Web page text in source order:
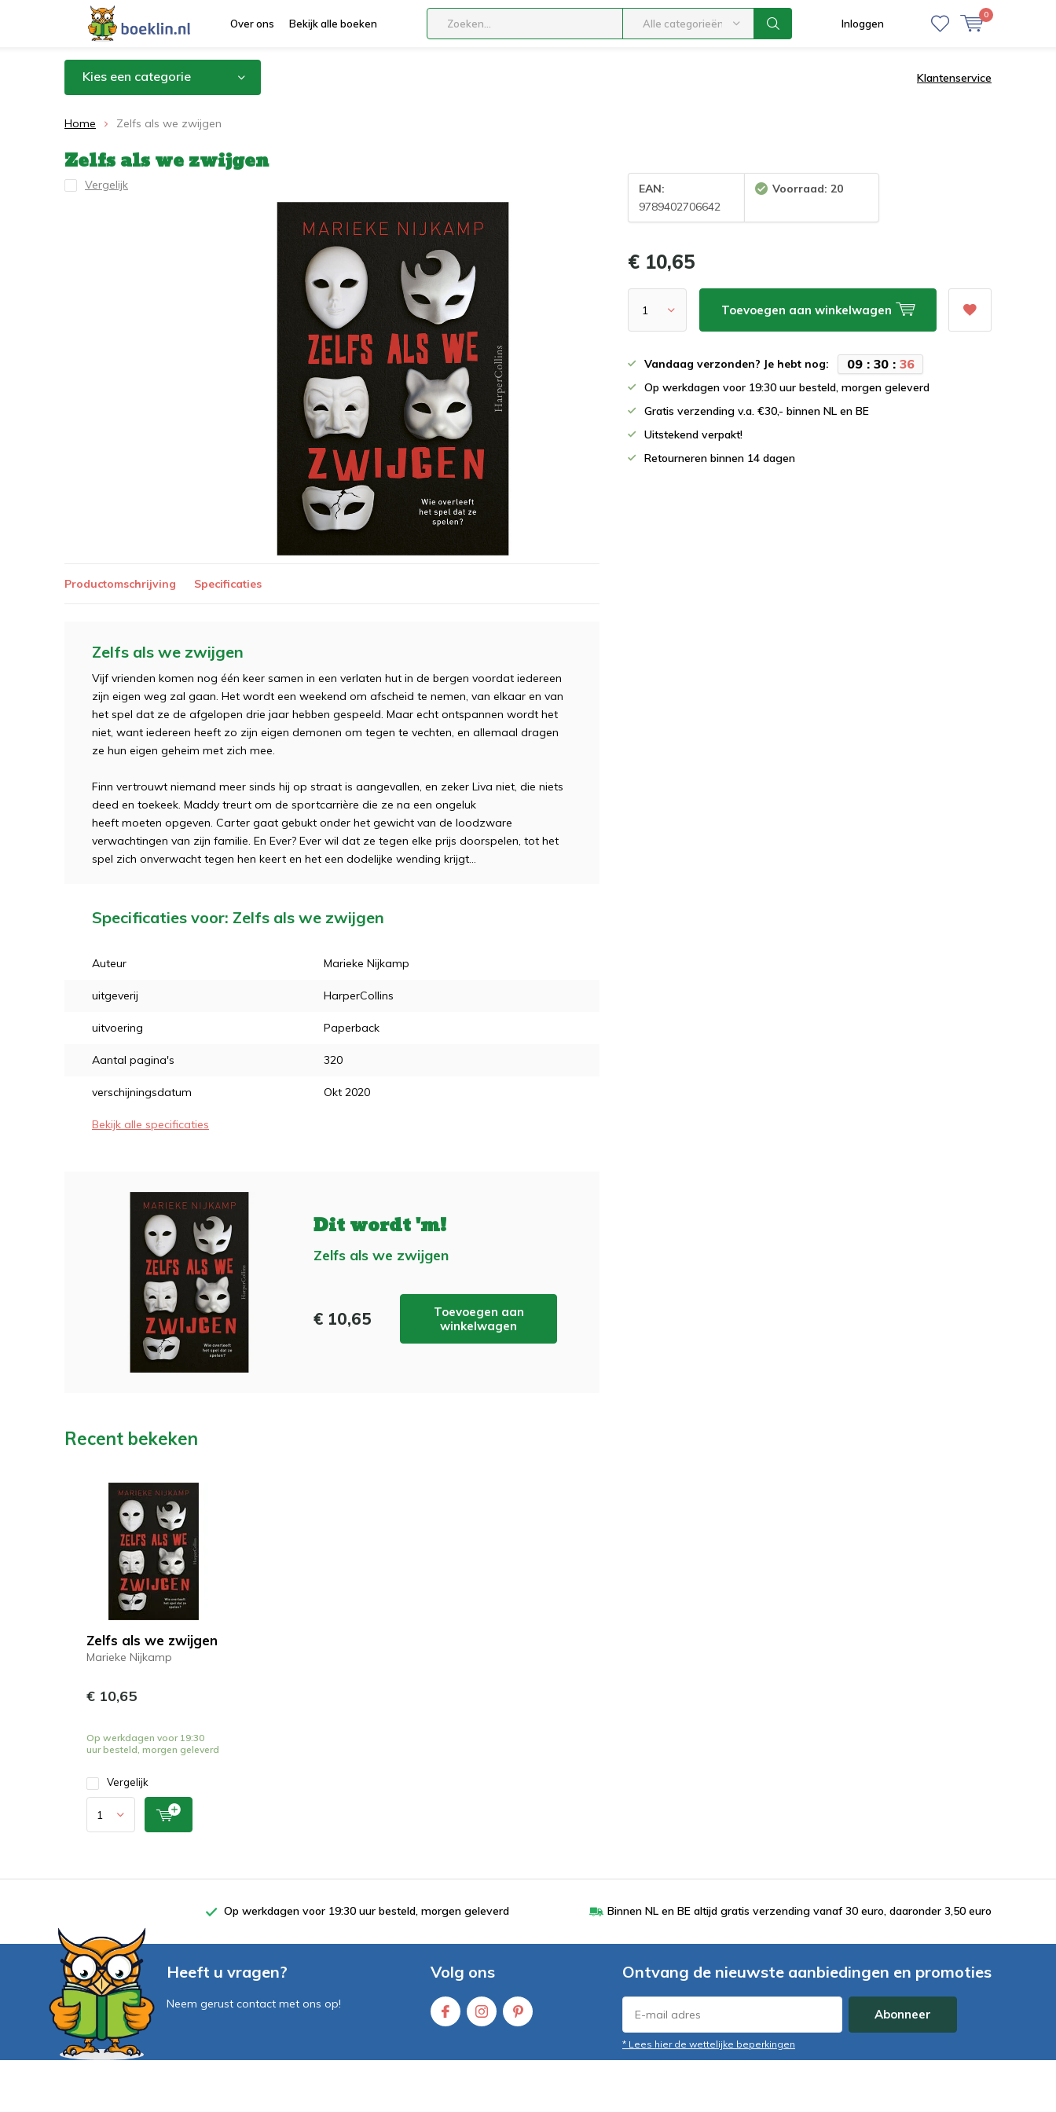
Over ons Bekijk alle boeken Alle categorieën Inloggen
0
Kies een categorie Klantenservice
Home Zelfs als we zwijgen
Zelfs als we zwijgen
Vergelijk
EAN:
9789402706642
Voorraad: 20
€ 10,65
Toevoegen aan winkelwagen
Vandaag verzonden? Je hebt nog: 09: 30: 36
Op werkdagen voor 19:30 uur besteld, morgen geleverd
Gratis verzending v.a. €30,- binnen NL en BE
Uitstekend verpakt!
Retourneren binnen 14 dagen
Productomschrijving Specificaties
Zelfs als we zwijgen
Vijf vrienden komen nog één keer samen in een verlaten hut in de bergen voordat iedereen
zijn eigen weg zal gaan. Het wordt een weekend om afscheid te nemen, van elkaar en van
het spel dat ze de afgelopen drie jaar hebben gespeeld. Maar echt ontspannen wordt het
niet, want iedereen heeft zo zijn eigen demonen om tegen te vechten, en allemaal dragen
ze hun eigen geheim met zich mee.
Finn vertrouwt niemand meer sinds hij op straat is aangevallen, en zeker Liva niet, die niets
deed en toekeek. Maddy treurt om de sportcarrière die ze na een ongeluk
heeft moeten opgeven. Carter gaat gebukt onder het gewicht van de loodzware
verwachtingen van zijn familie. En Ever? Ever wil dat ze tegen elke prijs doorspelen, tot het
spel zich onverwacht tegen hen keert en het een dodelijke wending krijgt…
Specificaties voor: Zelfs als we zwijgen
Auteur Marieke Nijkamp
uitgeverij HarperCollins
uitvoering Paperback
Aantal pagina's 320
verschijningsdatum Okt 2020
Bekijk alle specificaties
Dit wordt 'm!
Zelfs als we zwijgen
€ 10,65
Toevoegen aan
winkelwagen
Recent bekeken
Zelfs als we zwijgen
Marieke Nijkamp
€ 10,65
Op werkdagen voor 19:30
uur besteld, morgen geleverd
Vergelijk
Op werkdagen voor 19:30 uur besteld, morgen geleverd Binnen NL en BE altijd gratis verzending vanaf 30 euro, daaronder 3,50 euro
Heeft u vragen?
Neem gerust contact met ons op!
Volg ons Ontvang de nieuwste aanbiedingen en promoties
Abonneer
* Lees hier de wettelijke beperkingen